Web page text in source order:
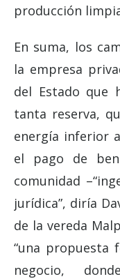
producción
En suma, los
la empresa
del Estado que
tanta reserva,
energía inferior
el pago de
comunidad
jurídica”, diría
de la vereda
“una propuesta
negocio,